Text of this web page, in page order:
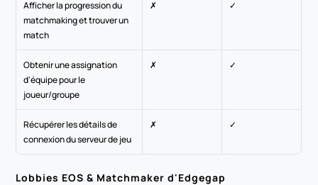
Afficher la progression du
matchmaking et trouver un
match
✗ ✓
Obtenir une assignation
d'équipe pour le
joueur/groupe
✗ ✓
Récupérer les détails de
connexion du serveur de jeu
✗ ✓
Lobbies EOS & Matchmaker d'Edgegap